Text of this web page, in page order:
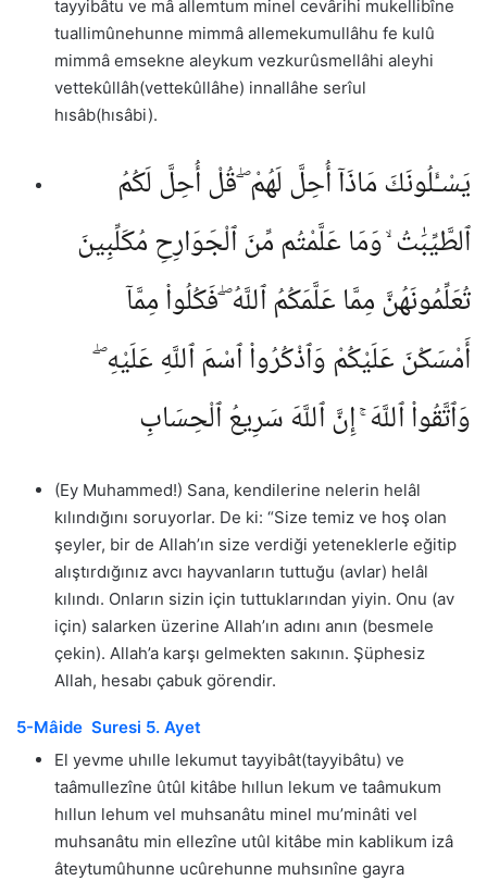
tayyibâtu ve mâ allemtum minel cevârihi mukellibîne
tuallimûnehunne mimmâ allemekumullâhu fe kulû
mimmâ emsekne aleykum vezkurûsmellâhi aleyhi
vettekûllâh(vettekûllâhe) innallâhe serîul
hısâb(hısâbi).
يَسْـَٔلُونَكَ مَاذَآ أُحِلَّ لَهُمْ ۖ قُلْ أُحِلَّ لَكُمُ
ٱلطَّيِّبَٰتُ ۙ وَمَا عَلَّمْتُم مِّنَ ٱلْجَوَارِحِ مُكَلِّبِينَ
تُعَلِّمُونَهُنَّ مِمَّا عَلَّمَكُمُ ٱللَّهُ ۖ فَكُلُوا۟ مِمَّآ
أَمْسَكْنَ عَلَيْكُمْ وَٱذْكُرُوا۟ ٱسْمَ ٱللَّهِ عَلَيْهِ ۖ
وَٱتَّقُوا۟ ٱللَّهَ ۚ إِنَّ ٱللَّهَ سَرِيعُ ٱلْحِسَابِ
(Ey Muhammed!) Sana, kendilerine nelerin helâl
kılındığını soruyorlar. De ki: “Size temiz ve hoş olan
şeyler, bir de Allah’ın size verdiği yeteneklerle eğitip
alıştırdığınız avcı hayvanların tuttuğu (avlar) helâl
kılındı. Onların sizin için tuttuklarından yiyin. Onu (av
için) salarken üzerine Allah’ın adını anın (besmele
çekin). Allah’a karşı gelmekten sakının. Şüphesiz
Allah, hesabı çabuk görendir.
5-Mâide Suresi 5. Ayet
El yevme uhılle lekumut tayyibât(tayyibâtu) ve
taâmullezîne ûtûl kitâbe hıllun lekum ve taâmukum
hıllun lehum vel muhsanâtu minel mu’minâti vel
muhsanâtu min ellezîne utûl kitâbe min kablikum izâ
âteytumûhunne ucûrehunne muhsınîne gayra